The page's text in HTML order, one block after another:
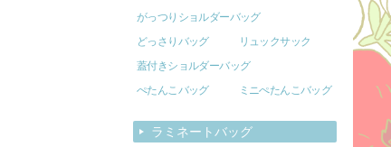
がっつりショルダーバッグ
どっさりバッグ
リュックサック
蓋付きショルダーバッグ
ぺたんこバッグ
ミニぺたんこバッグ
ラミネートバッグ